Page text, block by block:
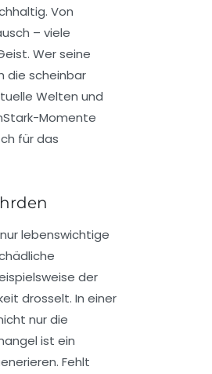
Von
– viele
Wer seine
die scheinbar
Welten und
Momente
für das
lebenswichtige
der
drosselt. In einer
nur die
ist ein
Fehlt